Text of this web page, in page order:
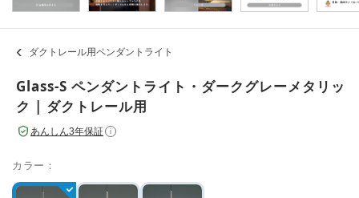
ダクトレール用ペンダントライト
Glass-S ペンダントライト・ダークグレーメタリッ
ク | ダクトレール用
あんしん3年保証 i
カラー：